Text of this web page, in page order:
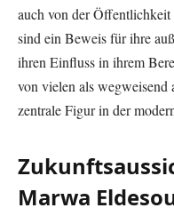
auch von der
sind ein Beweis für ihre
ihren Einfluss in ihrem
von vielen als wegweisend
zentrale Figur in der
Marwa